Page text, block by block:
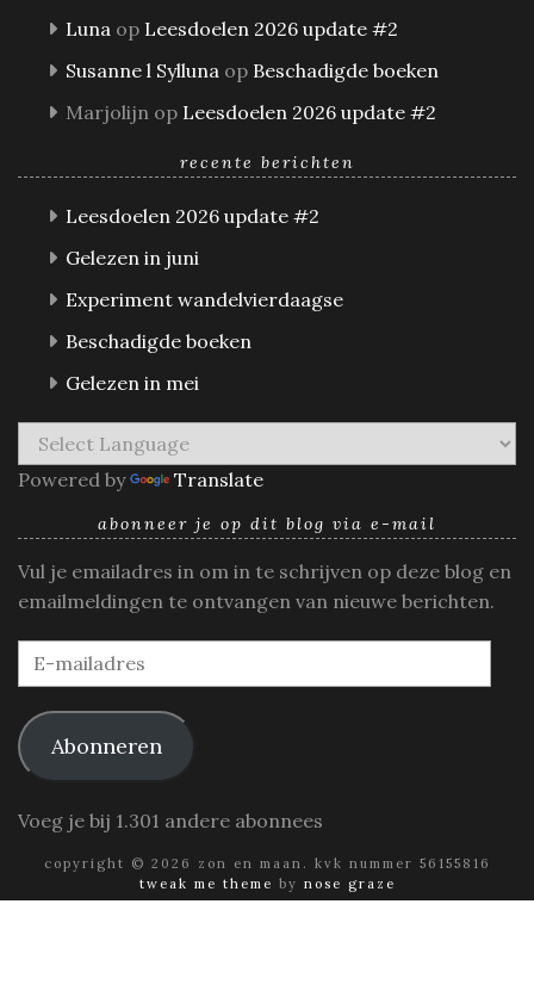
Luna op Leesdoelen 2026 update #2
Susanne l Sylluna op Beschadigde boeken
Marjolijn op Leesdoelen 2026 update #2
recente berichten
Leesdoelen 2026 update #2
Gelezen in juni
Experiment wandelvierdaagse
Beschadigde boeken
Gelezen in mei
Powered by Translate
abonneer je op dit blog via e-mail
Vul je emailadres in om in te schrijven op deze blog en
emailmeldingen te ontvangen van nieuwe berichten.
E-
mailadres
Abonneren
Voeg je bij 1.301 andere abonnees
copyright © 2026 zon en maan. kvk nummer 56155816
tweak me theme by nose graze